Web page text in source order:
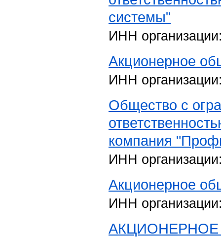
системы"
ИНН
Акционерное
ИНН
Общество с
компания
ИНН
Акционерное
ИНН